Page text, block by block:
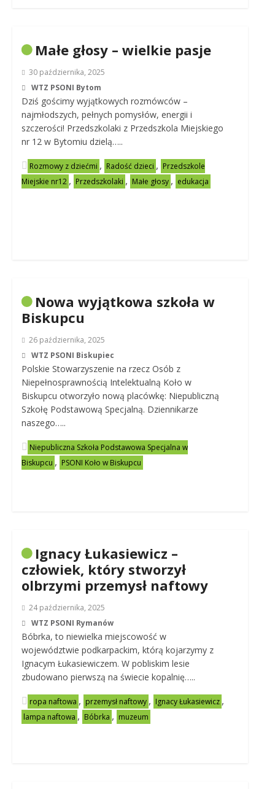
Małe głosy – wielkie pasje
30 października, 2025
WTZ PSONI Bytom
Dziś gościmy wyjątkowych rozmówców –
najmłodszych, pełnych pomysłów, energii i
szczerości! Przedszkolaki z Przedszkola Miejskiego
nr 12 w Bytomiu dzielą…..
Rozmowy z dziećmi , Radość dzieci , Przedszkole
Miejskie nr12 , Przedszkolaki , Małe głosy , edukacja
Nowa wyjątkowa szkoła w
Biskupcu
26 października, 2025
WTZ PSONI Biskupiec
Polskie Stowarzyszenie na rzecz Osób z
Niepełnosprawnością Intelektualną Koło w
Biskupcu otworzyło nową placówkę: Niepubliczną
Szkołę Podstawową Specjalną. Dziennikarze
naszego…..
Niepubliczna Szkoła Podstawowa Specjalna w
Biskupcu , PSONI Koło w Biskupcu
Ignacy Łukasiewicz –
człowiek, który stworzył
olbrzymi przemysł naftowy
24 października, 2025
WTZ PSONI Rymanów
Bóbrka, to niewielka miejscowość w
województwie podkarpackim, którą kojarzymy z
Ignacym Łukasiewiczem. W pobliskim lesie
zbudowano pierwszą na świecie kopalnię…..
ropa naftowa , przemysł naftowy , Ignacy Łukasiewicz ,
lampa naftowa , Bóbrka , muzeum